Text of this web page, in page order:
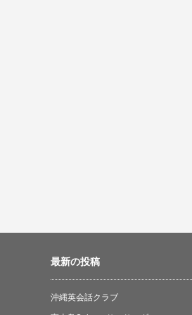
最新の投稿
沖縄英会話クラブ